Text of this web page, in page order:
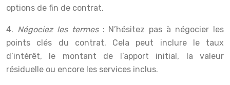
options de fin de contrat.
4. Négociez les termes : N’hésitez pas à négocier les
points clés du contrat. Cela peut inclure le taux
d’intérêt, le montant de l’apport initial, la valeur
résiduelle ou encore les services inclus.